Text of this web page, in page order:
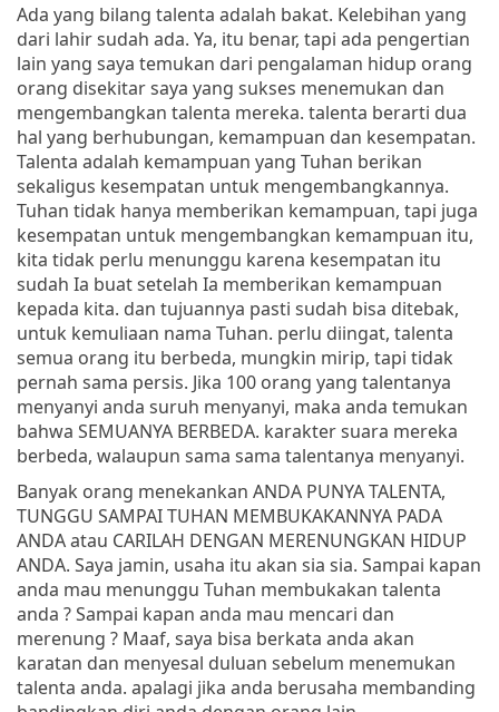
Ada yang bilang talenta adalah bakat. Kelebihan yang
dari lahir sudah ada. Ya, itu benar, tapi ada pengertian
lain yang saya temukan dari pengalaman hidup orang
orang disekitar saya yang sukses menemukan dan
mengembangkan talenta mereka. talenta berarti dua
hal yang berhubungan, kemampuan dan kesempatan.
Talenta adalah kemampuan yang Tuhan berikan
sekaligus kesempatan untuk mengembangkannya.
Tuhan tidak hanya memberikan kemampuan, tapi juga
kesempatan untuk mengembangkan kemampuan itu,
kita tidak perlu menunggu karena kesempatan itu
sudah Ia buat setelah Ia memberikan kemampuan
kepada kita. dan tujuannya pasti sudah bisa ditebak,
untuk kemuliaan nama Tuhan. perlu diingat, talenta
semua orang itu berbeda, mungkin mirip, tapi tidak
pernah sama persis. Jika 100 orang yang talentanya
menyanyi anda suruh menyanyi, maka anda temukan
bahwa SEMUANYA BERBEDA. karakter suara mereka
berbeda, walaupun sama sama talentanya menyanyi.
Banyak orang menekankan ANDA PUNYA TALENTA,
TUNGGU SAMPAI TUHAN MEMBUKAKANNYA PADA
ANDA atau CARILAH DENGAN MERENUNGKAN HIDUP
ANDA. Saya jamin, usaha itu akan sia sia. Sampai kapan
anda mau menunggu Tuhan membukakan talenta
anda ? Sampai kapan anda mau mencari dan
merenung ? Maaf, saya bisa berkata anda akan
karatan dan menyesal duluan sebelum menemukan
talenta anda. apalagi jika anda berusaha membanding